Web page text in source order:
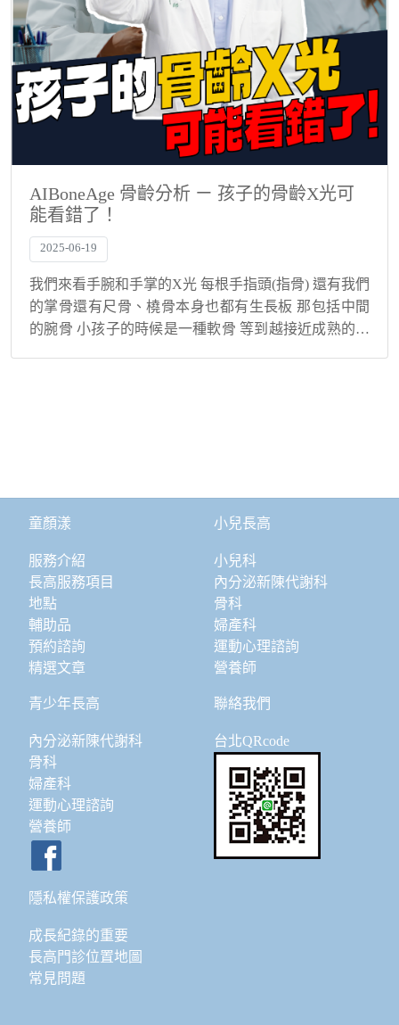
AIBoneAge 骨齡分析 ㄧ 孩子的骨齡X光可
能看錯了！
2025-06-19
我們來看手腕和手掌的X光 每根手指頭(指骨) 還有我們
的掌骨還有尺骨、橈骨本身也都有生長板 那包括中間
的腕骨 小孩子的時候是一種軟骨 等到越接近成熟的時
童顏漾
服務介紹
長高服務項目
地點
輔助品
預約諮詢
精選文章
小兒長高
小兒科
內分泌新陳代謝科
骨科
婦產科
運動心理諮詢
營養師
青少年長高
內分泌新陳代謝科
骨科
婦產科
運動心理諮詢
營養師
聯絡我們
台北QRcode
隱私權保護政策
成長紀錄的重要
長高門診位置地圖
常見問題